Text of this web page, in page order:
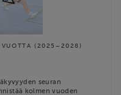
VUOTTA (2025–2028)
seuran
kolmen vuoden